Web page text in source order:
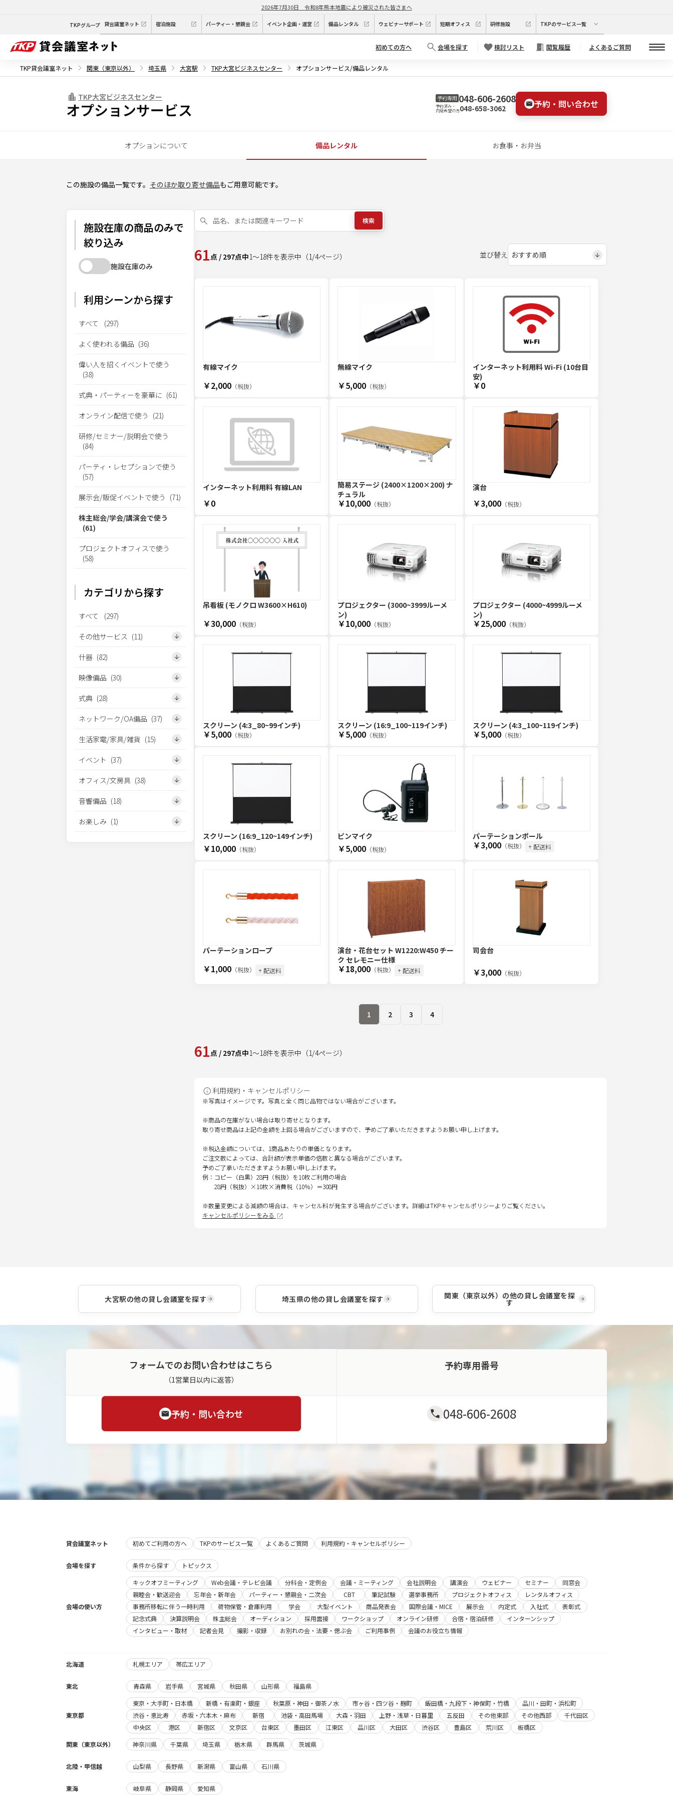
2026年7月30日 令和8年熊本地震により被災された皆さまへ
TKPグループ 貸会議室ネット 宿泊施設 パーティー・懇親会 イベント企画・運営 備品レンタル ウェビナーサポート 短期オフィス 研修施設 TKPのサービス一覧
初めての方へ 会場を探す 検討リスト 閲覧履歴 よくあるご質問
TKP貸会議室ネット 関東（東京以外） 埼玉県 大宮駅 TKP大宮ビジネスセンター オプションサービス/備品レンタル
TKP大宮ビジネスセンター
オプションサービス
予約専用 048-606-2608
予約済み・
内見希望の方048-658-3062 予約・問い合わせ
オプションについて 備品レンタル お食事・お弁当
この施設の備品一覧です。 そのほか取り寄せ備品もご用意可能です。
施設在庫の商品のみで
絞り込み
施設在庫のみ
利用シーンから探す
すべて (297)
よく使われる備品 (36)
偉い人を招くイベントで使う
(38)
式典・パーティーを豪華に (61)
オンライン配信で使う (21)
研修/セミナー/説明会で使う
(84)
パーティ・レセプションで使う
(57)
展示会/販促イベントで使う (71)
株主総会/学会/講演会で使う
(61)
プロジェクトオフィスで使う
(58)
カテゴリから探す
すべて (297)
その他サービス (11)
什器 (82)
映像備品 (30)
式典 (28)
ネットワーク/OA備品 (37)
生活家電/家具/雑貨 (15)
イベント (37)
オフィス/文房具 (38)
音響備品 (18)
お楽しみ (1)
検索
61点 / 297点中1～18件を表示中 （1/4ページ） 並び替え
有線マイク
￥2,000 （税抜）
無線マイク
￥5,000 （税抜）
インターネット利用料 Wi-Fi (10台目
安)
￥0
インターネット利用料 有線LAN
￥0
簡易ステージ (2400×1200×200) ナ
チュラル
￥10,000 （税抜）
演台
￥3,000（税抜）
吊看板 (モノクロ W3600×H610)
￥30,000 （税抜）
プロジェクター (3000~3999ルーメ
ン)
￥10,000 （税抜）
プロジェクター (4000~4999ルーメ
ン)
￥25,000（税抜）
スクリーン (4:3_80~99インチ)
￥5,000 （税抜）
スクリーン (16:9_100~119インチ)
￥5,000 （税抜）
スクリーン (4:3_100~119インチ)
￥5,000（税抜）
スクリーン (16:9_120~149インチ)
￥10,000 （税抜）
ピンマイク
￥5,000 （税抜）
パーテーションポール
￥3,000（税抜） + 配送料
パーテーションロープ
￥1,000 （税抜） + 配送料
演台・花台セット W1220:W450 チー
ク セレモニー仕様
￥18,000 （税抜） + 配送料
司会台
￥3,000（税抜）
1 2 3 4
61点 / 297点中1～18件を表示中 （1/4ページ）
利用規約・キャンセルポリシー
※写真はイメージです。写真と全く同じ品物ではない場合がございます。
※商品の在庫がない場合は取り寄せとなります。
取り寄せ商品は上記の金額を上回る場合がございますので、予めご了承いただきますようお願い申し上げます。
※税込金額については、1商品あたりの単価となります。
ご注文数によっては、合計額が表示単価の倍数と異なる場合がございます。
予めご了承いただきますようお願い申し上げます。
例：コピー（白黒）28円（税抜）を10枚ご利用の場合
28円（税抜）×10枚×消費税（10％）＝308円
※数量変更による減額の場合は、キャンセル料が発生する場合がございます。詳細はTKPキャンセルポリシーよりご覧ください。
キャンセルポリシーをみる
大宮駅の他の貸し会議室を探す 埼玉県の他の貸し会議室を探す 関東（東京以外） の他の貸し会議室を探
す
フォームでのお問い合わせはこちら
（1営業日以内に返答）
予約・問い合わせ
予約専用番号
048-606-2608
貸会議室ネット 初めてご利用の方へ TKPのサービス一覧 よくあるご質問 利用規約・キャンセルポリシー
会場を探す 条件から探す トピックス
会場の使い方
キックオフミーティング Web会議・テレビ会議 分科会・定例会 会議・ミーティング 会社説明会 講演会 ウェビナー セミナー
同窓会
親睦会・歓送迎会
忘年会・新年会 パーティー・懇親会・二次会 CBT 筆記試験 選挙事務所 プロジェクトオフィス
レンタルオフィス
事務所移転に伴う一時利用
荷物保管・倉庫利用 学会 大型イベント 商品発表会 国際会議・MICE 展示会 内定式 入社式
表彰式
記念式典
決算説明会 株主総会 オーディション 採用面接 ワークショップ オンライン研修 合宿・宿泊研修
インターンシップ
インタビュー・取材
記者会見 撮影・収録 お別れの会・法要・偲ぶ会 ご利用事例 会議のお役立ち情報
北海道 札幌エリア 帯広エリア
東北 青森県 岩手県 宮城県 秋田県 山形県 福島県
東京都
東京・大手町・日本橋 新橋・有楽町・銀座 秋葉原・神田・御茶ノ水 市ヶ谷・四ツ谷・麹町 飯田橋・九段下・神保町・竹橋
品川・田町・浜松町
渋谷・恵比寿
赤坂・六本木・麻布 新宿 池袋・高田馬場 大森・羽田 上野・浅草・日暮里 五反田 その他東部 その他西部
千代田区
中央区
港区 新宿区 文京区 台東区 墨田区 江東区 品川区 大田区 渋谷区 豊島区 荒川区
板橋区
関東（東京以外）
神奈川県 千葉県 埼玉県 栃木県 群馬県 茨城県
北陸・甲信越 山梨県 長野県 新潟県 富山県 石川県
東海 岐阜県 静岡県 愛知県